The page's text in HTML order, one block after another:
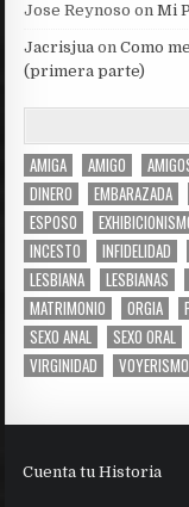
Jose Reynoso onMi
Jacrisjua onComo
(primera parte)
AMIGA AMIGO
DINERO
EMBARAZADA
ESPOSO
INCESTO
INFIDELIDAD
LESBIANA
LESBIANAS
MATRIMONIO
ORGIA
SEXO ANAL
SEXO ORAL
VIRGINIDAD
VOYERISMO
Cuenta tu Historia